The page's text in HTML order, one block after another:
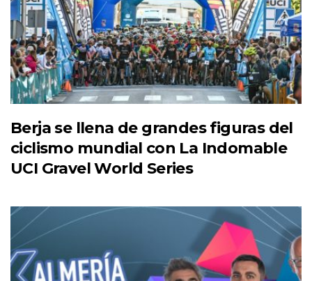
Berja se llena de grandes figuras del
ciclismo mundial con La Indomable
UCI Gravel World Series